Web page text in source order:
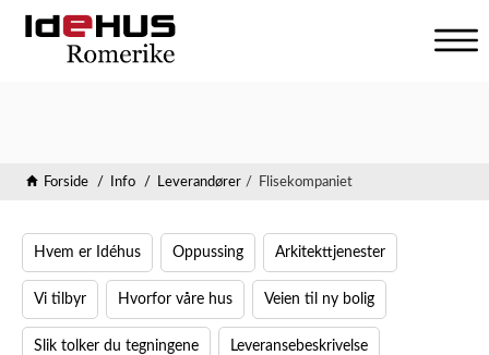
Forside Info Leverandører Flisekompaniet
Hvem er Idéhus Oppussing Arkitekttjenester
Vi tilbyr Hvorfor våre hus Veien til ny bolig
Slik tolker du tegningene Leveransebeskrivelse